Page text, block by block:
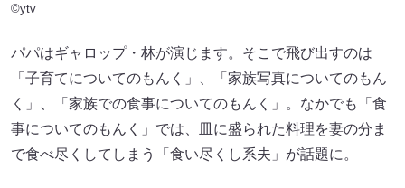
©ytv
パパはギャロップ・林が演じます。そこで飛び出すのは
「子育てについてのもんく」、「家族写真についてのもん
く」、「家族での食事についてのもんく」。なかでも「食
事についてのもんく」では、皿に盛られた料理を妻の分ま
で食べ尽くしてしまう「食い尽くし系夫」が話題に。